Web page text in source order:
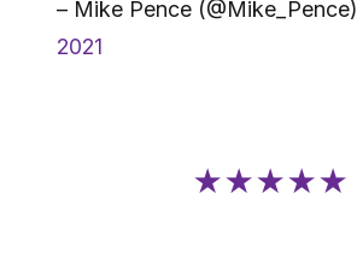
– Mike Pence (@Mike_Pence)
2021
★★★★★